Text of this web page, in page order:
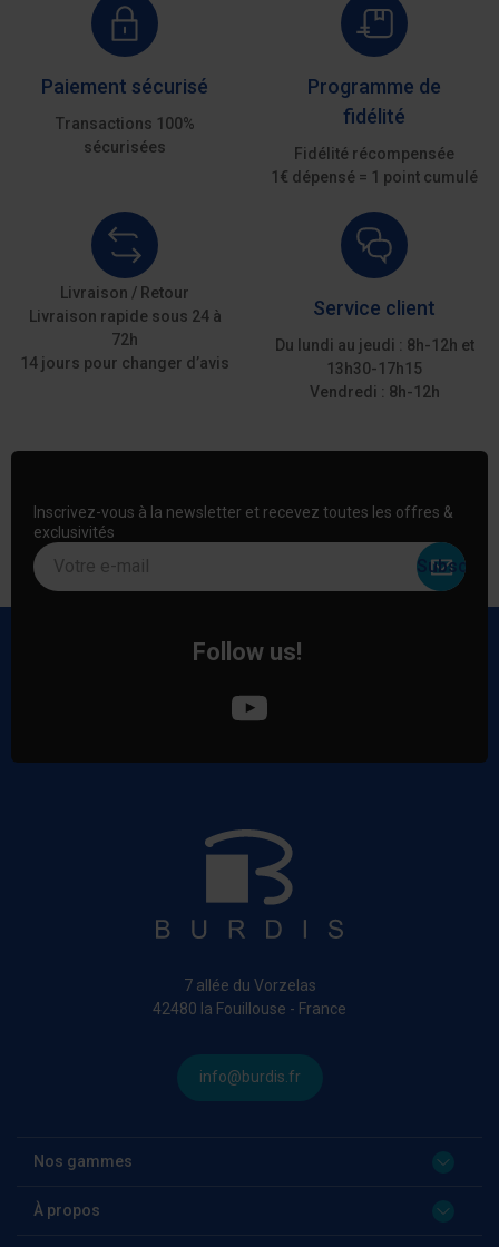
Paiement sécurisé
Transactions 100%
sécurisées
Programme de
fidélité
Fidélité récompensée
1€ dépensé = 1 point cumulé
Livraison / Retour
Livraison rapide sous 24 à
72h
14 jours pour changer d’avis
Service client
Du lundi au jeudi : 8h-12h et
13h30-17h15
Vendredi : 8h-12h
Inscrivez-vous à la newsletter et recevez toutes les offres &
exclusivités
Votre e-mail
Follow us!
7 allée du Vorzelas
42480 la Fouillouse - France
info@burdis.fr
Nos gammes
À propos